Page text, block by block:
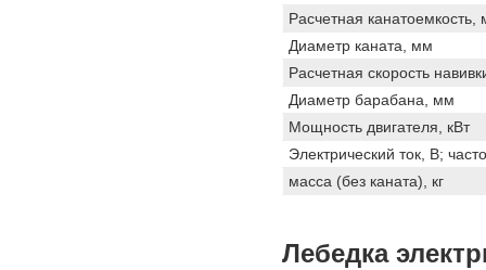
Расчетная канатоемкость,
Диаметр каната, мм
Расчетная скорость
Диаметр барабана, мм
Мощность двигателя, кВт
Электрический ток, В;
масса (без каната), кг
Лебедка